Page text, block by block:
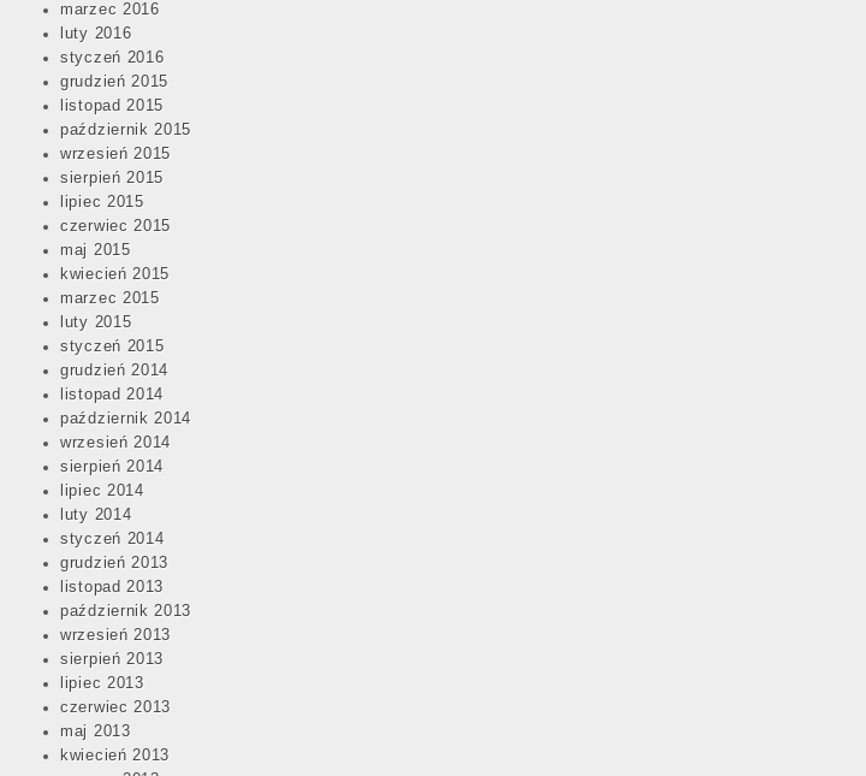
marzec 2016
luty 2016
styczeń 2016
grudzień 2015
listopad 2015
październik 2015
wrzesień 2015
sierpień 2015
lipiec 2015
czerwiec 2015
maj 2015
kwiecień 2015
marzec 2015
luty 2015
styczeń 2015
grudzień 2014
listopad 2014
październik 2014
wrzesień 2014
sierpień 2014
lipiec 2014
luty 2014
styczeń 2014
grudzień 2013
listopad 2013
październik 2013
wrzesień 2013
sierpień 2013
lipiec 2013
czerwiec 2013
maj 2013
kwiecień 2013